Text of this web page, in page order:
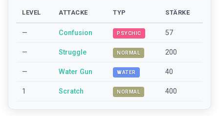
LEVEL ATTACKE TYP STÄRKE
— Confusion PSYCHIC 57
— Struggle NORMAL 200
— Water Gun WATER 40
1 Scratch NORMAL 400